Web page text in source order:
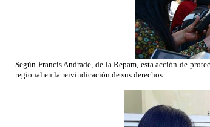
Según Francis Andrade, de la Repam, esta acción de
regional en la reivindicación de sus derechos.